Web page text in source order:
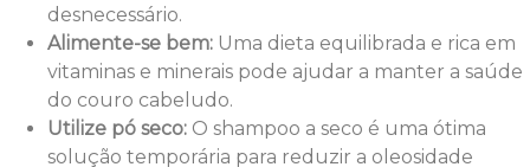
desnecessário.
Alimente-se bem: Uma dieta equilibrada e rica em
vitaminas e minerais pode ajudar a manter a saúde
do couro cabeludo.
Utilize pó seco: O shampoo a seco é uma ótima
solução temporária para reduzir a oleosidade